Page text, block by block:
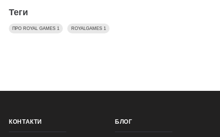
Теги
ПРО ROYAL GAMES1 ROYALGAMES 1
КОНТАКТИ БЛОГ